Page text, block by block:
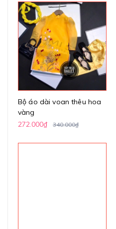
Bộ áo dài voan thêu hoa
vàng
272.000₫
340.000₫